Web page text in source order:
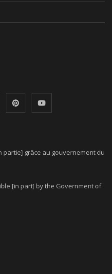
partie] grâce au gouvernement du
[in part] by the Government of